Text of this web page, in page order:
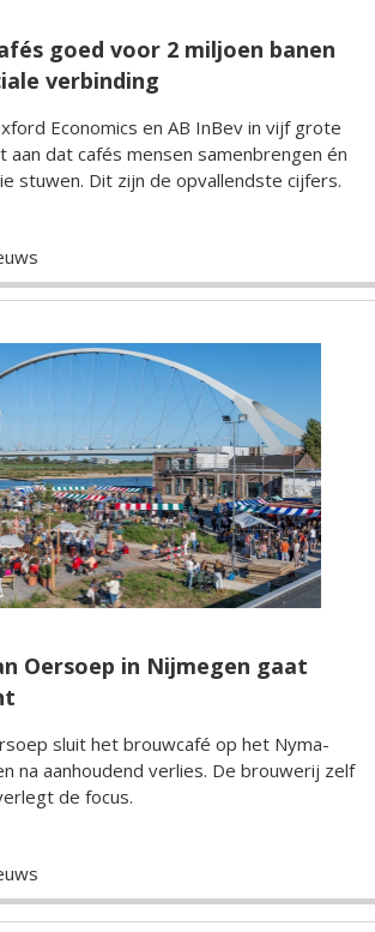
goed voor 2 miljoen banen
verbinding
Economics en AB InBev in vijf grote
dat cafés mensen samenbrengen én
stuwen. Dit zijn de opvallendste cijfers.
Oersoep in Nijmegen gaat
sluit het brouwcafé op het Nyma-
na aanhoudend verlies. De brouwerij zelf
de focus.